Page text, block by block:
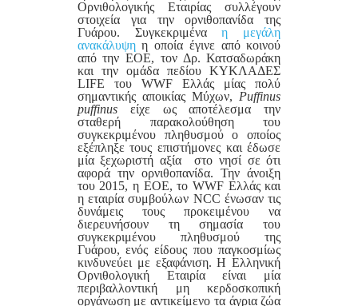
Ορνιθολογικής Εταιρίας συλλέγουν
στοιχεία για την ορνιθοπανίδα της
Γυάρου. Συγκεκριμέναη μεγάλη
ανακάλυψηη οποία έγινε από κοινού
από την ΕΟΕ, τον Δρ. Κατσαδωράκη
και την ομάδα πεδίου ΚΥΚΛΑΔΕΣ
LIFE του WWF Ελλάς μίας πολύ
σημαντικής αποικίας Μύχων, Puffinus
puffinus είχε ως αποτέλεσμα την
σταθερή παρακολούθηση του
συγκεκριμένου πληθυσμού ο οποίος
εξέπληξε τους επιστήμονες και έδωσε
μία ξεχωριστή αξία στο νησί σε ότι
αφορά την ορνιθοπανίδα. Την άνοιξη
του 2015, η ΕΟΕ, το WWF Ελλάς και
η εταιρία συμβούλων NCC ένωσαν τις
δυνάμεις τους προκειμένου να
διερευνήσουν τη σημασία του
συγκεκριμένου πληθυσμού της
Γυάρου, ενός είδους που παγκοσμίως
κινδυνεύει με εξαφάνιση. Η Ελληνική
Ορνιθολογική Εταιρία είναι μία
περιβαλλοντική μη κερδοσκοπική
οργάνωση με αντικείμενο τα άγρια ζώα